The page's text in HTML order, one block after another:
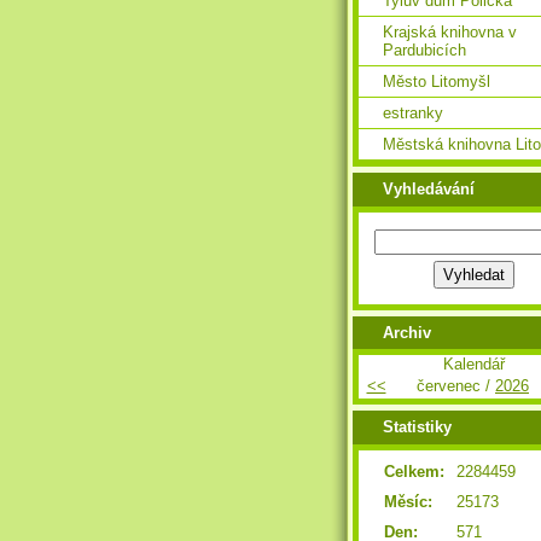
Krajská knihovna v
Pardubicích
Město Litomyšl
estranky
Městská knihovna
Vyhledávání
Archiv
Kalendář
<<
červenec / 2026
Statistiky
Celkem:
2284459
Měsíc:
25173
Den:
571